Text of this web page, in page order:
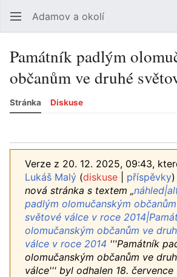
Adamov a okolí
Památník padlým
občanům ve druhé
Stránka Diskuse
Verze z 20. 12. 2025, 09:43,
Lukáš Malý (diskuse příspěvky)
nová stránka s textem „
padlým olomučanským
světové válce v roce
olomučanským občanům ve
válce v roce 2014 '''Památník
olomučanským občanům ve
válce''' byl odhalen 18. července